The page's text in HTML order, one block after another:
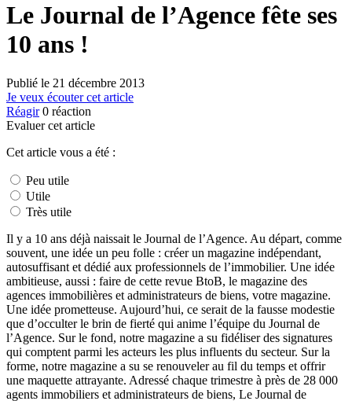
Le Journal de l’Agence fête ses
10 ans !
Publié le 21 décembre 2013
Je veux écouter cet article
Réagir 0 réaction
Evaluer cet article
Cet article vous a été :
Peu utile
Utile
Très utile
Il y a 10 ans déjà naissait le Journal de l’Agence. Au départ, comme
souvent, une idée un peu folle : créer un magazine indépendant,
autosuffisant et dédié aux professionnels de l’immobilier. Une idée
ambitieuse, aussi : faire de cette revue BtoB, le magazine des
agences immobilières et administrateurs de biens, votre magazine.
Une idée prometteuse. Aujourd’hui, ce serait de la fausse modestie
que d’occulter le brin de fierté qui anime l’équipe du Journal de
l’Agence. Sur le fond, notre magazine a su fidéliser des signatures
qui comptent parmi les acteurs les plus influents du secteur. Sur la
forme, notre magazine a su se renouveler au fil du temps et offrir
une maquette attrayante. Adressé chaque trimestre à près de 28 000
agents immobiliers et administrateurs de biens, Le Journal de